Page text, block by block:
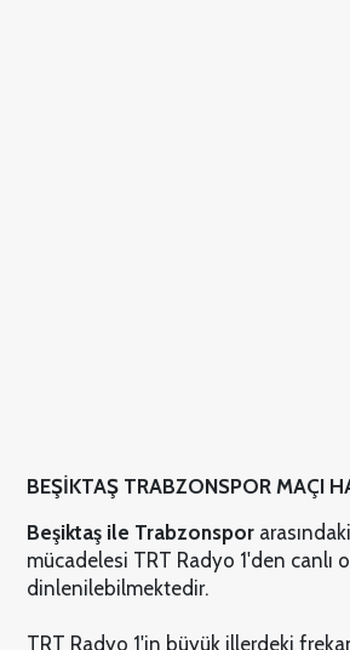
BEŞİKTAŞ TRABZONSPOR MAÇI
Beşiktaş ile Trabzonspor
mücadelesi TRT Radyo 1'den canlı
dinlenilebilmektedir.
TRT Radyo 1'in büyük illerdeki